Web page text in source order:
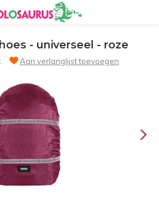
- universeel - roze
Aan verlanglijst toevoegen